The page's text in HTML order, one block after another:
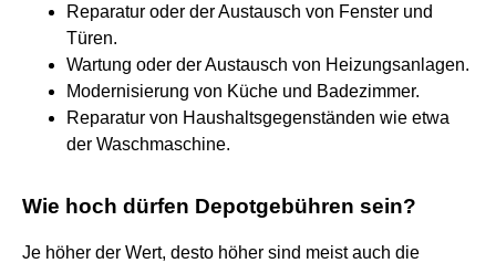
Reparatur oder der Austausch von Fenster und
Türen.
Wartung oder der Austausch von Heizungsanlagen.
Modernisierung von Küche und Badezimmer.
Reparatur von Haushaltsgegenständen wie etwa
der Waschmaschine.
Wie hoch dürfen Depotgebühren sein?
Je höher der Wert, desto höher sind meist auch die